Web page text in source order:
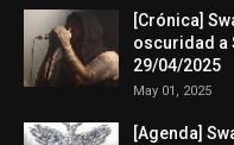
[Crónica]
oscuridad a
29/04/2025
May 01, 2025
[Agenda]